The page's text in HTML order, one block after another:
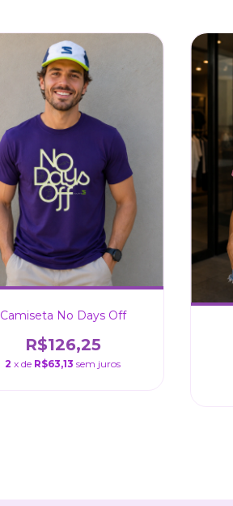
Camiseta No Days Off
R$126,25
2 x de R$63,13 sem juros